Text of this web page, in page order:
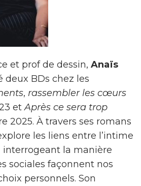
et prof de dessin, Anaïs
deux BDs chez les
, rassembler les cœurs
etAprès ce sera trop
2025. À travers ses romans
les liens entre l’intime
la manière
sociales façonnent nos
personnels. Son